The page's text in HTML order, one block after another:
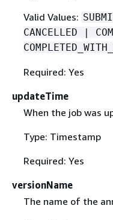
Valid Values:
CANCELLED |
Required: Yes
updateTime
When the job was
Type: Timestamp
Required: Yes
versionName
The name of the